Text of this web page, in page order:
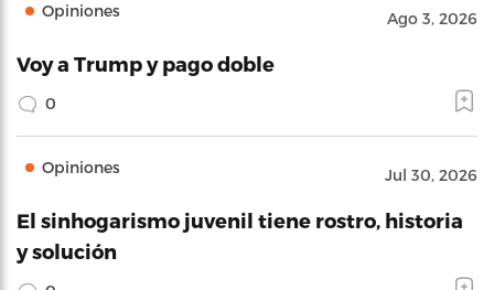
Opiniones Ago 3, 2026
Voy a Trump y pago doble
0
Opiniones Jul 30, 2026
El sinhogarismo juvenil tiene rostro, historia
y solución